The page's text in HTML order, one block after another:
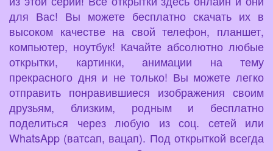
для Вас! Вы можете бесплатно скачать их в
высоком качестве на свой телефон, планшет,
компьютер, ноутбук! Качайте абсолютно любые
открытки, картинки, анимации на тему
прекрасного дня и не только! Вы можете легко
отправить понравившиеся изображения своим
друзьям, близким, родным и бесплатно
поделиться через любую из соц. сетей или
WhatsApp (ватсап, вацап). Под открыткой всегда